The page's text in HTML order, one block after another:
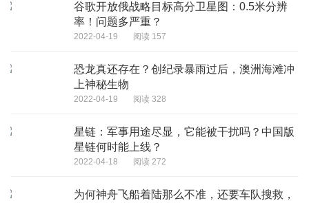
谷歌开放俄战略目标高分卫星图：0.5米分辨
率！问题多严重？
2022-04-19 阅读 157
恐龙真还存在？创纪录暴雨过后，澳洲海滩冲
上神秘生物
2022-04-19 阅读 328
星链：军事用途尽显，它能被干扰吗？中国版
星链何时能上线？
2022-04-18 阅读 272
为何神舟飞船着陆那么不准，还要车队搜救，